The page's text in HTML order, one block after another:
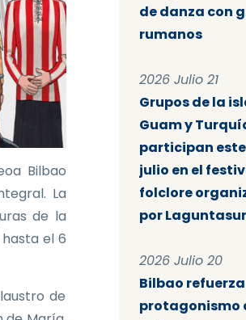
Bilbao
La
de la
el 6
de
de danza con
rumanos
2026 Julio 21
Grupos de la
Guam y
participan este
julio en el
folclore
por
2026 Julio 20
Bilbao
protagonismo